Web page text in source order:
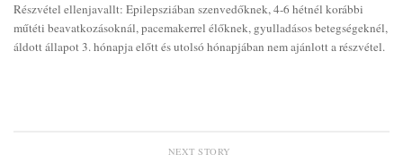
Részvétel ellenjavallt: Epilepsziában szenvedőknek, 4-6 hétnél korábbi
műtéti beavatkozásoknál, pacemakerrel élőknek, gyulladásos betegségeknél,
áldott állapot 3. hónapja előtt és utolsó hónapjában nem ajánlott a részvétel.
NEXT STORY